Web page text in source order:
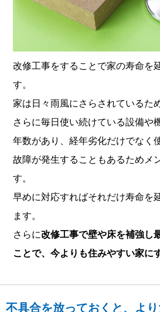
改修工事をすることで家の寿命を
す。
家は日々雨風にさらされているた
さらに毎日使い続けている設備や
年数があり、経年劣化だけでなく
故障が発生することもあるためメ
す。
早めに対応すればそれだけ寿命を
ます。
さらに改修工事で壁や床を補強し
ことで、今よりも住みやすい家に
不具合を放っておくと、よ